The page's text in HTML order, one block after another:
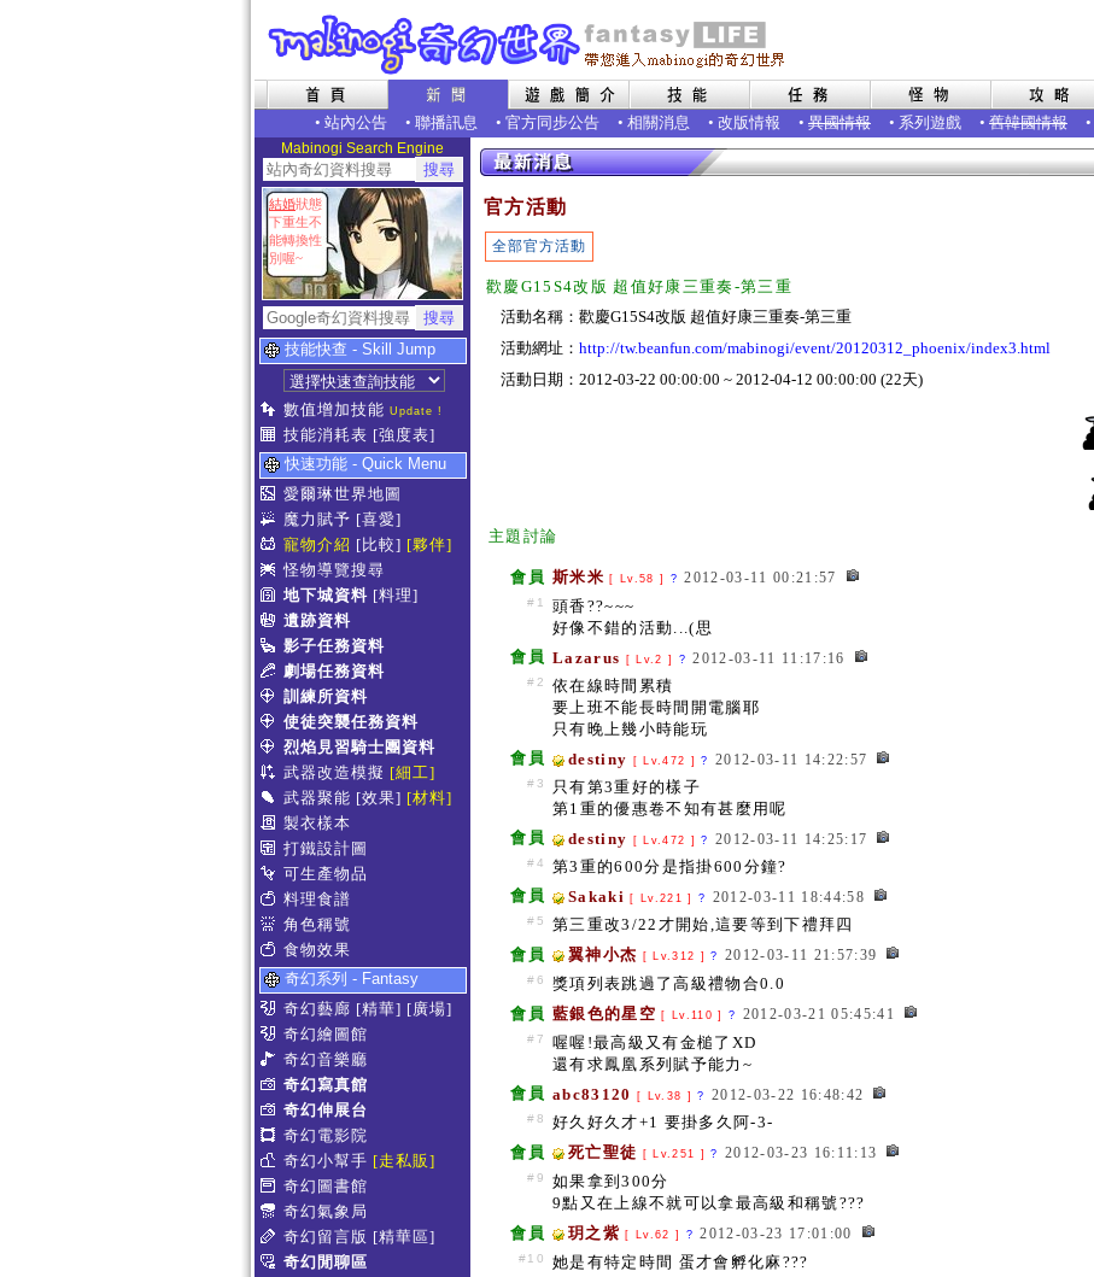
• 站內公告 • 聯播訊息 • 官方同步公告 • 相關消息 • 改版情報 • 異國情報 • 系列遊戲 • 舊韓國情報 •
Mabinogi Search Engine
結婚狀態
下重生不
能轉換性
別喔~
技能快查 - Skill Jump
數值增加技能 Update !
技能消耗表 [強度表]
快速功能 - Quick Menu
愛爾琳世界地圖
魔力賦予 [喜愛]
寵物介紹 [比較] [夥伴]
怪物導覽搜尋
地下城資料 [料理]
遺跡資料
影子任務資料
劇場任務資料
訓練所資料
使徒突襲任務資料
烈焰見習騎士團資料
武器改造模擬 [細工]
武器聚能 [效果] [材料]
製衣樣本
打鐵設計圖
可生產物品
料理食譜
角色稱號
食物效果
奇幻系列 - Fantasy
奇幻藝廊 [精華] [廣場]
奇幻繪圖館
奇幻音樂廳
奇幻寫真館
奇幻伸展台
奇幻電影院
奇幻小幫手 [走私販]
奇幻圖書館
奇幻氣象局
奇幻留言版 [精華區]
奇幻閒聊區
官方活動
全部官方活動
歡慶G15S4改版 超值好康三重奏-第三重
活動名稱：歡慶G15S4改版 超值好康三重奏-第三重
活動網址： http://tw.beanfun.com/mabinogi/event/20120312_phoenix/index3.html
活動日期：2012-03-22 00:00:00 ~ 2012-04-12 00:00:00 (22天)
主題討論
會員 斯米米 [ Lv.58 ] ? 2012-03-11 00:21:57
#1
頭香??~~~
好像不錯的活動...(思
會員 Lazarus [ Lv.2 ] ? 2012-03-11 11:17:16
#2
依在線時間累積
要上班不能長時間開電腦耶
只有晚上幾小時能玩
會員
destiny [ Lv.472 ]? 2012-03-11 14:22:57
#3
只有第3重好的樣子
第1重的優惠卷不知有甚麼用呢
會員
destiny [ Lv.472 ]? 2012-03-11 14:25:17
#4
第3重的600分是指掛600分鐘?
會員
Sakaki [ Lv.221 ] ? 2012-03-11 18:44:58
#5
第三重改3/22才開始,這要等到下禮拜四
會員
翼神小杰 [ Lv.312 ]? 2012-03-11 21:57:39
#6
獎項列表跳過了高級禮物合0.0
會員 藍銀色的星空 [ Lv.110 ] ? 2012-03-21 05:45:41
#7
喔喔!最高級又有金槌了XD
還有求鳳凰系列賦予能力~
會員 abc83120 [ Lv.38 ]? 2012-03-22 16:48:42
#8
好久好久才+1 要掛多久阿-3-
會員
死亡聖徒 [ Lv.251 ]? 2012-03-23 16:11:13
#9
如果拿到300分
9點又在上線不就可以拿最高級和稱號???
會員
玥之紫 [ Lv.62 ] ? 2012-03-23 17:01:00
#10
她是有特定時間 蛋才會孵化麻???